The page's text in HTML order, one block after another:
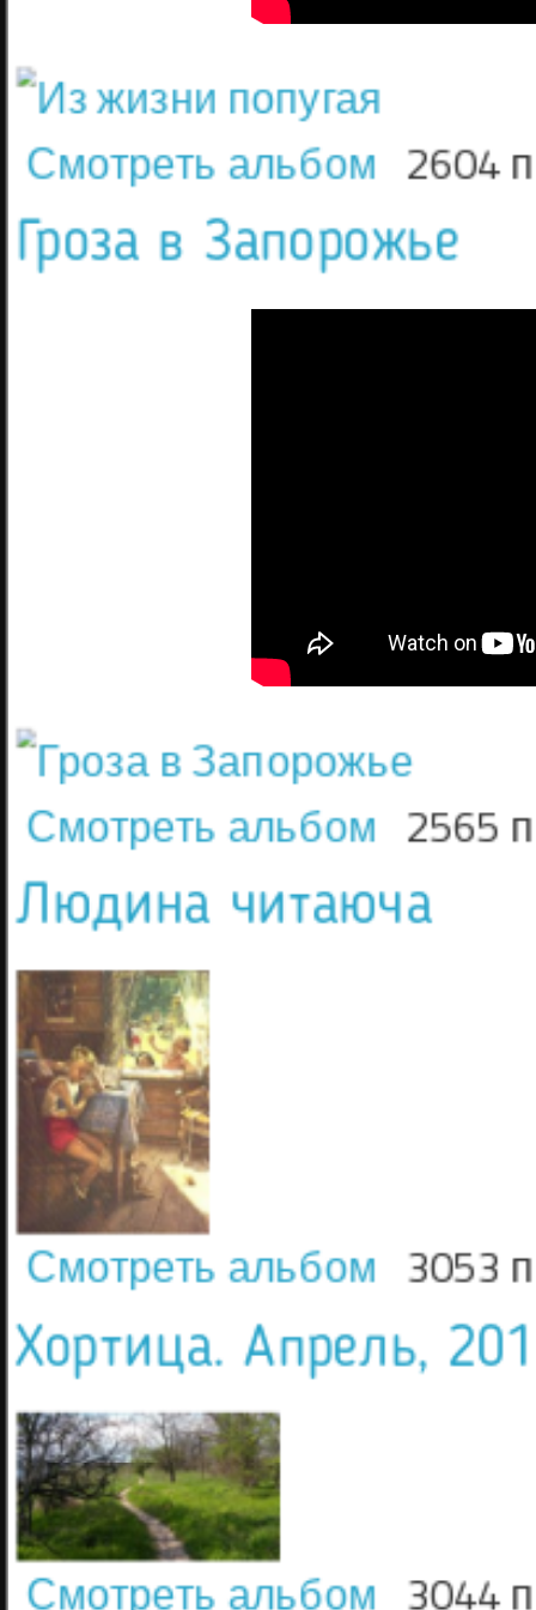
Смотреть альбом 2604
Гроза в Запорожье
Смотреть альбом 2565
Людина читаюча
Смотреть альбом 3053
Хортица. Апрель,
Смотреть альбом 3044